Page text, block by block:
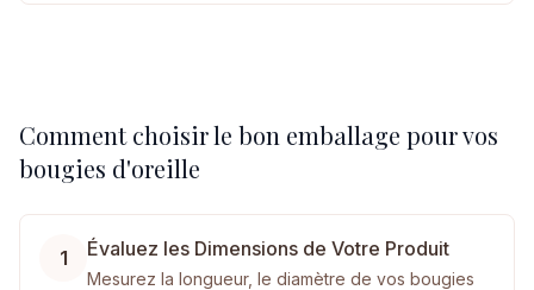
Comment choisir le bon emballage pour vos
bougies d'oreille
1 Évaluez les Dimensions de Votre Produit
Mesurez la longueur, le diamètre de vos bougies